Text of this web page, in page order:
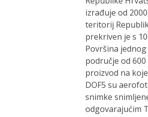
izrađuje od
teritorij
prekriven je s
Površina
područje od
proizvod na
DOF5 su
snimke
odgovarajućim